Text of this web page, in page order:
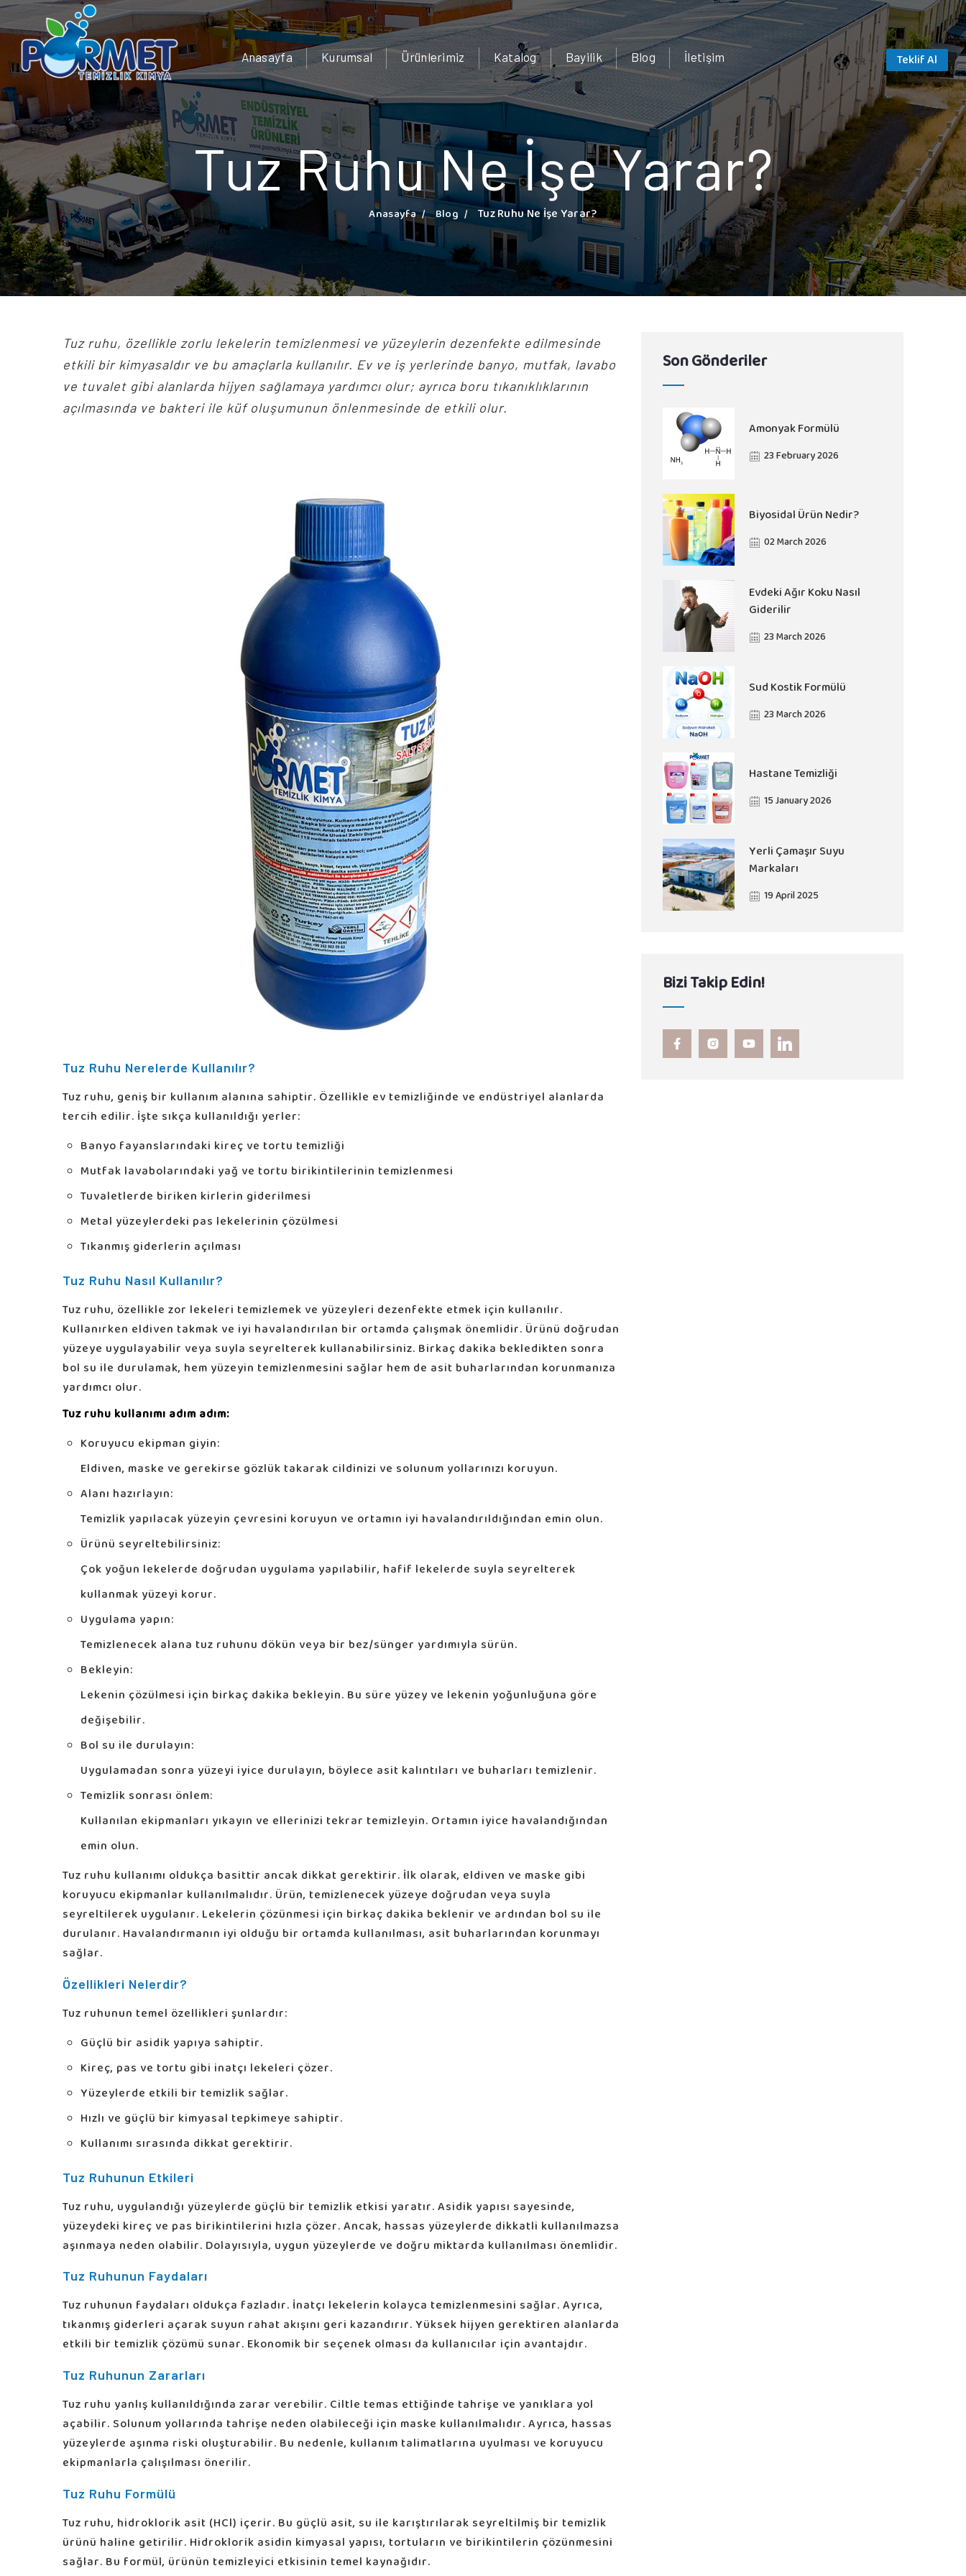
Anasayfa Kurumsal Ürünlerimiz Katalog Bayilik Blog İletişim TR Teklif Al
Tuz Ruhu Ne İşe Yarar?
Anasayfa Blog Tuz Ruhu Ne İşe Yarar?
Tuz ruhu, özellikle zorlu lekelerin temizlenmesi ve yüzeylerin dezenfekte edilmesinde
etkili bir kimyasaldır ve bu amaçlarla kullanılır. Ev ve iş yerlerinde banyo, mutfak, lavabo
ve tuvalet gibi alanlarda hijyen sağlamaya yardımcı olur; ayrıca boru tıkanıklıklarının
açılmasında ve bakteri ile küf oluşumunun önlenmesinde de etkili olur.
Tuz Ruhu Nerelerde Kullanılır?
Tuz ruhu, geniş bir kullanım alanına sahiptir. Özellikle ev temizliğinde ve endüstriyel alanlarda
tercih edilir. İşte sıkça kullanıldığı yerler:
Banyo fayanslarındaki kireç ve tortu temizliği
Mutfak lavabolarındaki yağ ve tortu birikintilerinin temizlenmesi
Tuvaletlerde biriken kirlerin giderilmesi
Metal yüzeylerdeki pas lekelerinin çözülmesi
Tıkanmış giderlerin açılması
Tuz Ruhu Nasıl Kullanılır?
Tuz ruhu, özellikle zor lekeleri temizlemek ve yüzeyleri dezenfekte etmek için kullanılır.
Kullanırken eldiven takmak ve iyi havalandırılan bir ortamda çalışmak önemlidir. Ürünü doğrudan
yüzeye uygulayabilir veya suyla seyrelterek kullanabilirsiniz. Birkaç dakika bekledikten sonra
bol su ile durulamak, hem yüzeyin temizlenmesini sağlar hem de asit buharlarından korunmanıza
yardımcı olur.
Tuz ruhu kullanımı adım adım:
Koruyucu ekipman giyin:
Eldiven, maske ve gerekirse gözlük takarak cildinizi ve solunum yollarınızı koruyun.
Alanı hazırlayın:
Temizlik yapılacak yüzeyin çevresini koruyun ve ortamın iyi havalandırıldığından emin olun.
Ürünü seyreltebilirsiniz:
Çok yoğun lekelerde doğrudan uygulama yapılabilir, hafif lekelerde suyla seyrelterek
kullanmak yüzeyi korur.
Uygulama yapın:
Temizlenecek alana tuz ruhunu dökün veya bir bez/sünger yardımıyla sürün.
Bekleyin:
Lekenin çözülmesi için birkaç dakika bekleyin. Bu süre yüzey ve lekenin yoğunluğuna göre
değişebilir.
Bol su ile durulayın:
Uygulamadan sonra yüzeyi iyice durulayın, böylece asit kalıntıları ve buharları temizlenir.
Temizlik sonrası önlem:
Kullanılan ekipmanları yıkayın ve ellerinizi tekrar temizleyin. Ortamın iyice havalandığından
emin olun.
Tuz ruhu kullanımı oldukça basittir ancak dikkat gerektirir. İlk olarak, eldiven ve maske gibi
koruyucu ekipmanlar kullanılmalıdır. Ürün, temizlenecek yüzeye doğrudan veya suyla
seyreltilerek uygulanır. Lekelerin çözünmesi için birkaç dakika beklenir ve ardından bol su ile
durulanır. Havalandırmanın iyi olduğu bir ortamda kullanılması, asit buharlarından korunmayı
sağlar.
Özellikleri Nelerdir?
Tuz ruhunun temel özellikleri şunlardır:
Güçlü bir asidik yapıya sahiptir.
Kireç, pas ve tortu gibi inatçı lekeleri çözer.
Yüzeylerde etkili bir temizlik sağlar.
Hızlı ve güçlü bir kimyasal tepkimeye sahiptir.
Kullanımı sırasında dikkat gerektirir.
Tuz Ruhunun Etkileri
Tuz ruhu, uygulandığı yüzeylerde güçlü bir temizlik etkisi yaratır. Asidik yapısı sayesinde,
yüzeydeki kireç ve pas birikintilerini hızla çözer. Ancak, hassas yüzeylerde dikkatli kullanılmazsa
aşınmaya neden olabilir. Dolayısıyla, uygun yüzeylerde ve doğru miktarda kullanılması önemlidir.
Tuz Ruhunun Faydaları
Tuz ruhunun faydaları oldukça fazladır. İnatçı lekelerin kolayca temizlenmesini sağlar. Ayrıca,
tıkanmış giderleri açarak suyun rahat akışını geri kazandırır. Yüksek hijyen gerektiren alanlarda
etkili bir temizlik çözümü sunar. Ekonomik bir seçenek olması da kullanıcılar için avantajdır.
Tuz Ruhunun Zararları
Tuz ruhu yanlış kullanıldığında zarar verebilir. Ciltle temas ettiğinde tahrişe ve yanıklara yol
açabilir. Solunum yollarında tahrişe neden olabileceği için maske kullanılmalıdır. Ayrıca, hassas
yüzeylerde aşınma riski oluşturabilir. Bu nedenle, kullanım talimatlarına uyulması ve koruyucu
ekipmanlarla çalışılması önerilir.
Tuz Ruhu Formülü
Tuz ruhu, hidroklorik asit (HCl) içerir. Bu güçlü asit, su ile karıştırılarak seyreltilmiş bir temizlik
ürünü haline getirilir. Hidroklorik asidin kimyasal yapısı, tortuların ve birikintilerin çözünmesini
sağlar. Bu formül, ürünün temizleyici etkisinin temel kaynağıdır.
Son Gönderiler
Amonyak Formülü​
23 February 2026
Biyosidal Ürün Nedir?
02 March 2026
Evdeki Ağır Koku Nasıl
Giderilir
23 March 2026
Sud Kostik Formülü
23 March 2026
Hastane Temizliği
15 January 2026
Yerli Çamaşır Suyu
Markaları
19 April 2025
Bizi Takip Edin!